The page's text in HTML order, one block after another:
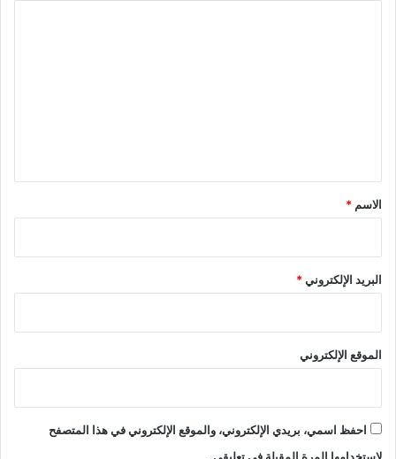
*
الاسم *
البريد الإلكتروني*
الموقع الإلكتروني
احفظ اسمي، بريدي الإلكتروني، والموقع الإلكتروني في هذا المتصفح